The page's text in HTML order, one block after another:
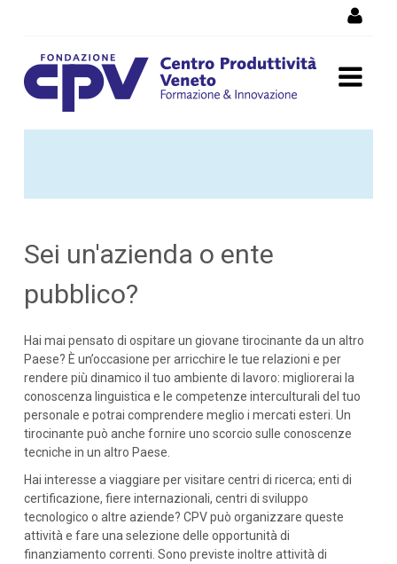
viaggi all'estero
Sei un'azienda o ente
pubblico?
Hai mai pensato di ospitare un giovane tirocinante da un altro
Paese? È un’occasione per arricchire le tue relazioni e per
rendere più dinamico il tuo ambiente di lavoro: migliorerai la
conoscenza linguistica e le competenze interculturali del tuo
personale e potrai comprendere meglio i mercati esteri. Un
tirocinante può anche fornire uno scorcio sulle conoscenze
tecniche in un altro Paese.
Hai interesse a viaggiare per visitare centri di ricerca; enti di
certificazione, fiere internazionali, centri di sviluppo
tecnologico o altre aziende? CPV può organizzare queste
attività e fare una selezione delle opportunità di
finanziamento correnti. Sono previste inoltre attività di